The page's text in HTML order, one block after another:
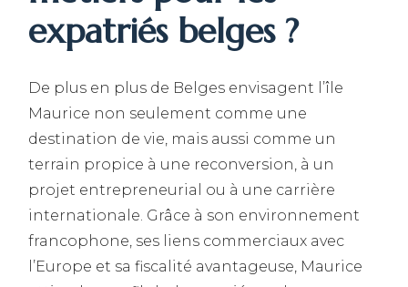
expatriés belges ?
De plus en plus de Belges envisagent l’île
Maurice non seulement comme une
destination de vie, mais aussi comme un
terrain propice à une reconversion, à un
projet entrepreneurial ou à une carrière
internationale. Grâce à son environnement
francophone, ses liens commerciaux avec
l’Europe et sa fiscalité avantageuse, Maurice